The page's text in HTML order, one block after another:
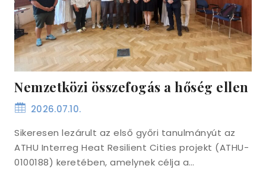
Nemzetközi összefogás a hőség ellen
2026.07.10.
Sikeresen lezárult az első győri tanulmányút az
ATHU Interreg Heat Resilient Cities projekt (ATHU-
0100188) keretében, amelynek célja a…